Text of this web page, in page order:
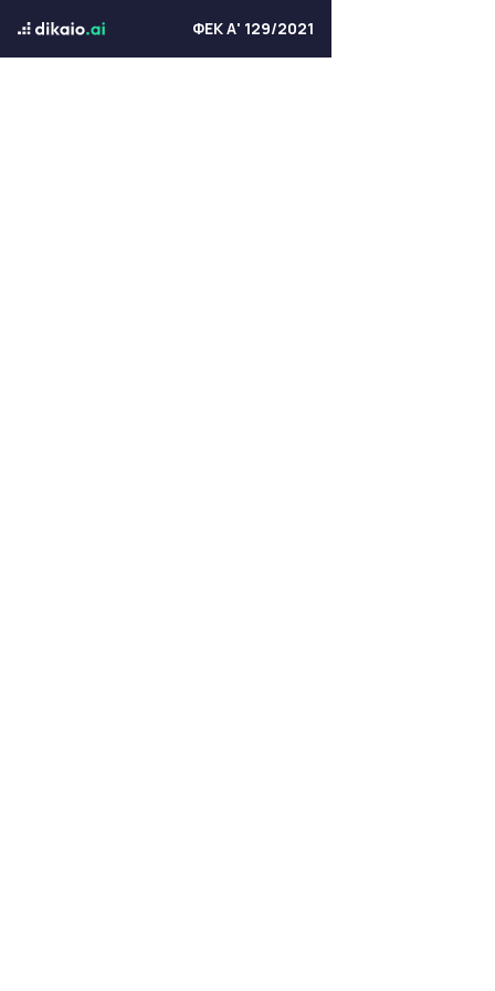
ΦΕΚ Α' 129/2021